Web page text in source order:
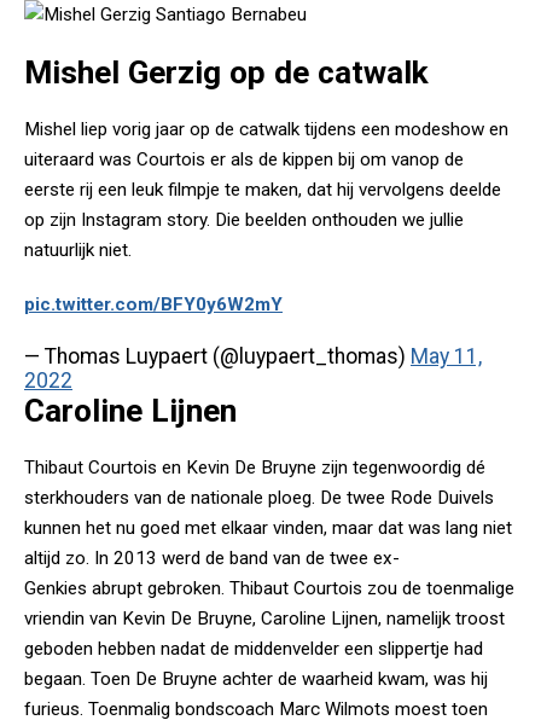
Mishel Gerzig op de catwalk
Mishel liep vorig jaar op de catwalk tijdens een modeshow en
uiteraard was Courtois er als de kippen bij om vanop de
eerste rij een leuk filmpje te maken, dat hij vervolgens deelde
op zijn Instagram story. Die beelden onthouden we jullie
natuurlijk niet.
pic.twitter.com/BFY0y6W2mY
— Thomas Luypaert (@luypaert_thomas) May 11,
2022
Caroline Lijnen
Thibaut Courtois en Kevin De Bruyne zijn tegenwoordig dé
sterkhouders van de nationale ploeg. De twee Rode Duivels
kunnen het nu goed met elkaar vinden, maar dat was lang niet
altijd zo. In 2013 werd de band van de twee ex-
Genkies abrupt gebroken. Thibaut Courtois zou de toenmalige
vriendin van Kevin De Bruyne, Caroline Lijnen, namelijk troost
geboden hebben nadat de middenvelder een slippertje had
begaan. Toen De Bruyne achter de waarheid kwam, was hij
furieus. Toenmalig bondscoach Marc Wilmots moest toen